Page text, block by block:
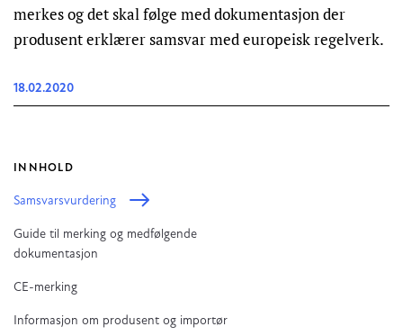
merkes og det skal følge med dokumentasjon der
produsent erklærer samsvar med europeisk regelverk.
18.02.2020
INNHOLD
Samsvarsvurdering
Guide til merking og medfølgende
dokumentasjon
CE-merking
Informasjon om produsent og importør